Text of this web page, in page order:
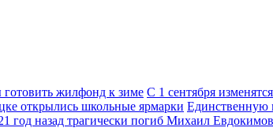
жилфонд к зиме С 1 сентября
открылись школьные ярмарки
год назад трагически погиб Михаил Евдокимов